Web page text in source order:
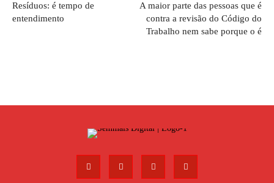
Resíduos: é tempo de
entendimento
A maior parte das pessoas que é
contra a revisão do Código do
Trabalho nem sabe porque o é